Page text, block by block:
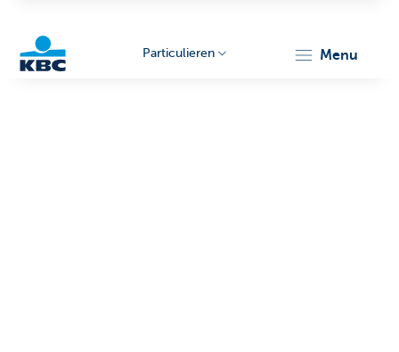
Particulieren menu